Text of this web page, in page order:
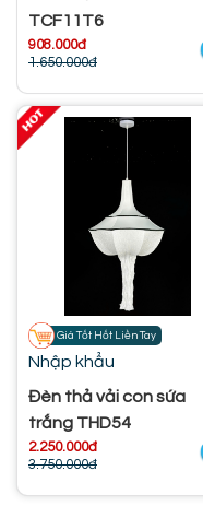
TCF11T6
908.000đ
1.650.000đ
Giá Tốt Hốt Liền Tay
Nhập khẩu
Đèn thả vải con sứa
trắng THD54
2.250.000đ
3.750.000đ